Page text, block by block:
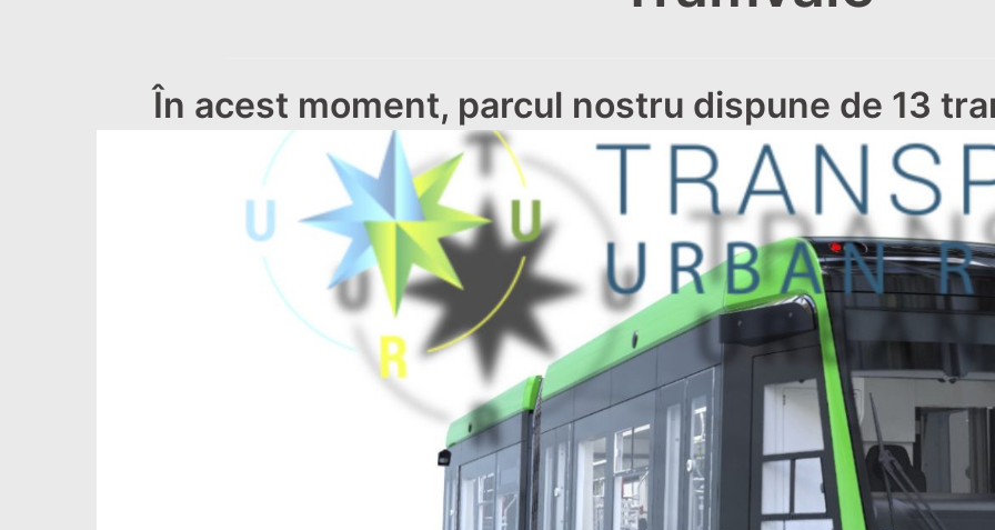
În acest moment, parcul nostru dispune de 13